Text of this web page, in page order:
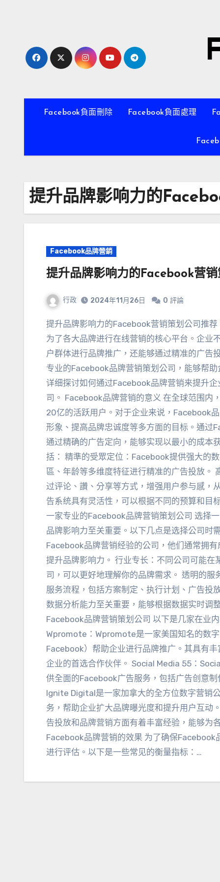
Facebook負面刪除 Facebook負面處理
提升品牌影响力的
Facebook品牌營銷
提升品牌影响力的Facebook营
行政 2024年11月26日 0 評論
提升品牌影响力的Facebook营销策划公司推
为了各大品牌进行在线营销的核心平台 。 企业
户群体进行品牌推广 ， 还能够通过精准的广告
专业的Facebook品牌营销策划公司 ， 能够帮
详细探讨如何通过Facebook品牌营销来提升
司 。 Facebook品牌营销的意义 在全球范围内
20亿的活跃用户 。 对于企业来说 ， Facebook
形象 、 提高品牌忠诚度等多方面的目标 。 通过
通过精确的广告定向 ， 能够实现以最小的成本
括 ： 精準的受眾定位： Facebook提供强大的
區、 年龄等多维度特征进行精准的广告投放 。
过评论 、讚、 分享等方式 ， 增强用户参与感 ，
告系统具有灵活性 ， 可以根据不同的预算和目
一家专业的Facebook品牌营销策划公司 选择
品牌影响力至关重要 。 以下几点是选择公司时
Facebook品牌营销经验的公司 ， 他们通常拥
提升品牌影响力 。 行业专长 ： 不同公司可能在
司 ， 可以更好地理解你的品牌需求 。 透明的服
服务流程 ， 包括方案制定 、 执行计划 、 广告投
数据分析能力至关重要 ， 能够根据数据实时调
Facebook品牌营销策划公司 以下是几家在业
Wpromote ： Wpromote是一家美国知名的数
Facebook）帮助企业进行品牌推广 。 其具有
企业的首选合作伙伴 。 Social Media 55：
供全面的Facebook广告服务 ， 包括广告创意制
Ignite Digital是一家加拿大的全方位数字营销
务 ， 帮助企业扩大品牌曝光度和提升用户互动
告投放和品牌营销方面有着丰富经验 ， 能够为
Facebook品牌营销的效果 为了确保Facebook
进行评估 。 以下是一些常见的衡量指标 ：…